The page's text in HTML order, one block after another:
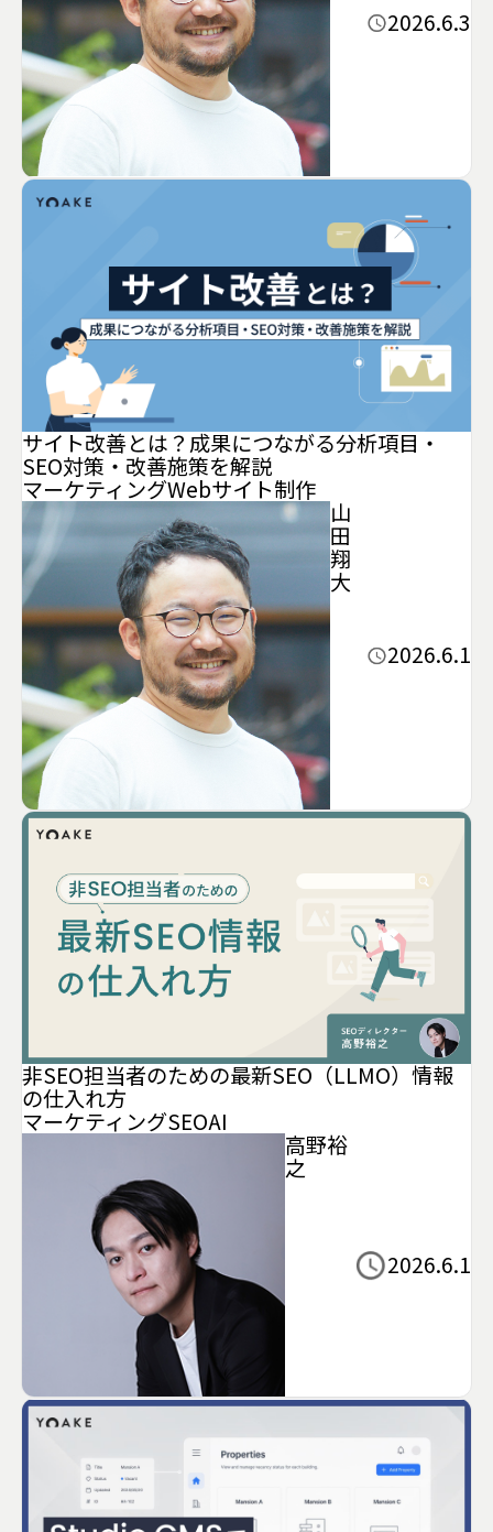
2026.6.3
サイト改善とは？成果につながる分析項目・
SEO対策・改善施策を解説
マーケティングWebサイト制作
山
田
翔
大
2026.6.1
非SEO担当者のための最新SEO（LLMO）情報
の仕入れ方
マーケティングSEOAI
高野裕
之
2026.6.1